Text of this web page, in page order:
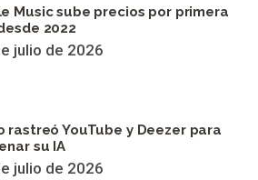
Music sube precios por primera
2022
julio de 2026
rastreó YouTube y Deezer para
su IA
julio de 2026